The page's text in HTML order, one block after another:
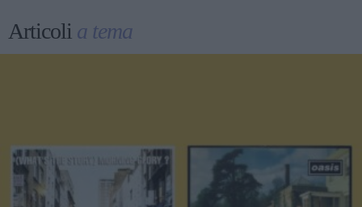
Articoli a tema